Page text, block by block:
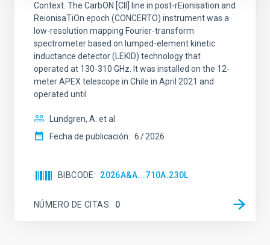
Context. The CarbON [CII] line in post-rEionisation and
ReionisaTiOn epoch (CONCERTO) instrument was a
low-resolution mapping Fourier-transform
spectrometer based on lumped-element kinetic
inductance detector (LEKID) technology that
operated at 130-310 GHz. It was installed on the 12-
meter APEX telescope in Chile in April 2021 and
operated until
Lundgren, A. et al.
Fecha de publicación: 6 2026
BIBCODE 2026A&A...710A.230L
NÚMERO DE CITAS 0